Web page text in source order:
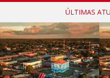
ÚLTIMAS